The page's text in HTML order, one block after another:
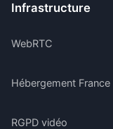
Infrastructure
WebRTC
Hébergement France
RGPD vidéo